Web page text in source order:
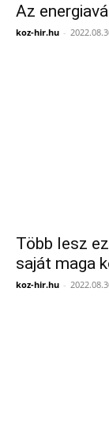
Az
koz-hir.hu -
Több lesz
saját maga
koz-hir.hu -